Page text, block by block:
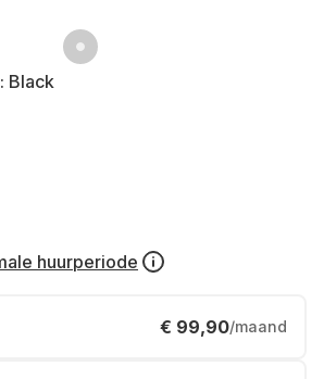
Black
huurperiode
€ 99,90/maand